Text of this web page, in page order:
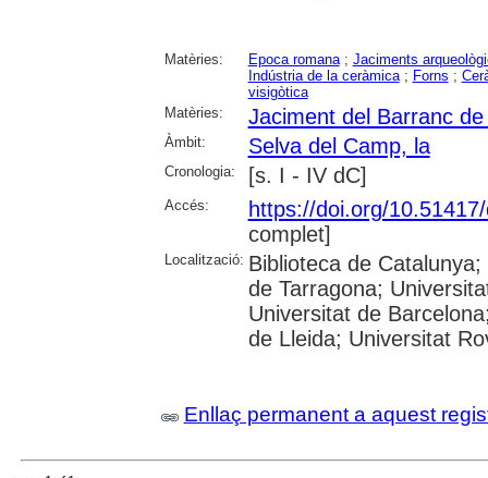
Matèries: Epoca romana; Jaciments
Indústria de la ceràmica; Forns ;
visigòtica
Matèries:
Jaciment del Barranc
Àmbit: Selva del Camp, la
Cronologia: [s. I - IV dC]
Accés:
https://doi.org/
complet]
Localització: Biblioteca de
de Tarragona;
Universitat de
de Lleida; Universitat
Enllaç permanent a aquest